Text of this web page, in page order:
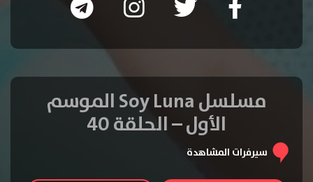
مسلسل Soy Luna الموسم
الأول – الحلقة 40
سيرفرات المشاهدة